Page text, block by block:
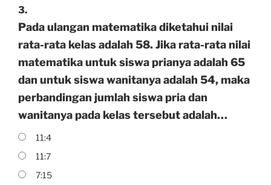
3.
Pada ulangan matematika diketahui nilai
rata-rata kelas adalah 58. Jika rata-rata nilai
matematika untuk siswa prianya adalah 65
dan untuk siswa wanitanya adalah 54, maka
perbandingan jumlah siswa pria dan
wanitanya pada kelas tersebut adalah…
11:4
11:7
7:15